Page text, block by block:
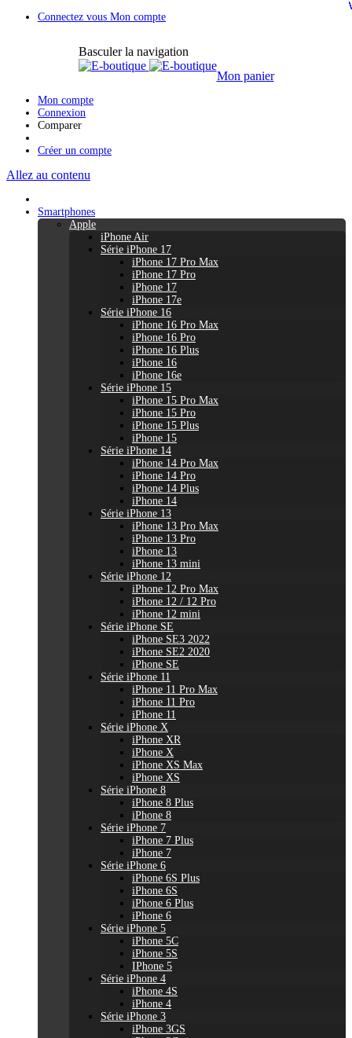
Connectez vous Mon compte
Basculer la navigation
Mon panier
Mon compte
Connexion
Comparer
Créer un compte
Allez au contenu
Smartphones
Apple
iPhone Air
Série iPhone 17
iPhone 17 Pro Max
iPhone 17 Pro
iPhone 17
iPhone 17e
Série iPhone 16
iPhone 16 Pro Max
iPhone 16 Pro
iPhone 16 Plus
iPhone 16
iPhone 16e
Série iPhone 15
iPhone 15 Pro Max
iPhone 15 Pro
iPhone 15 Plus
iPhone 15
Série iPhone 14
iPhone 14 Pro Max
iPhone 14 Pro
iPhone 14 Plus
iPhone 14
Série iPhone 13
iPhone 13 Pro Max
iPhone 13 Pro
iPhone 13
iPhone 13 mini
Série iPhone 12
iPhone 12 Pro Max
iPhone 12 / 12 Pro
iPhone 12 mini
Série iPhone SE
iPhone SE3 2022
iPhone SE2 2020
iPhone SE
Série iPhone 11
iPhone 11 Pro Max
iPhone 11 Pro
iPhone 11
Série iPhone X
iPhone XR
iPhone X
iPhone XS Max
iPhone XS
Série iPhone 8
iPhone 8 Plus
iPhone 8
Série iPhone 7
iPhone 7 Plus
iPhone 7
Série iPhone 6
iPhone 6S Plus
iPhone 6S
iPhone 6 Plus
iPhone 6
Série iPhone 5
iPhone 5C
iPhone 5S
IPhone 5
Série iPhone 4
iPhone 4S
iPhone 4
Série iPhone 3
iPhone 3GS